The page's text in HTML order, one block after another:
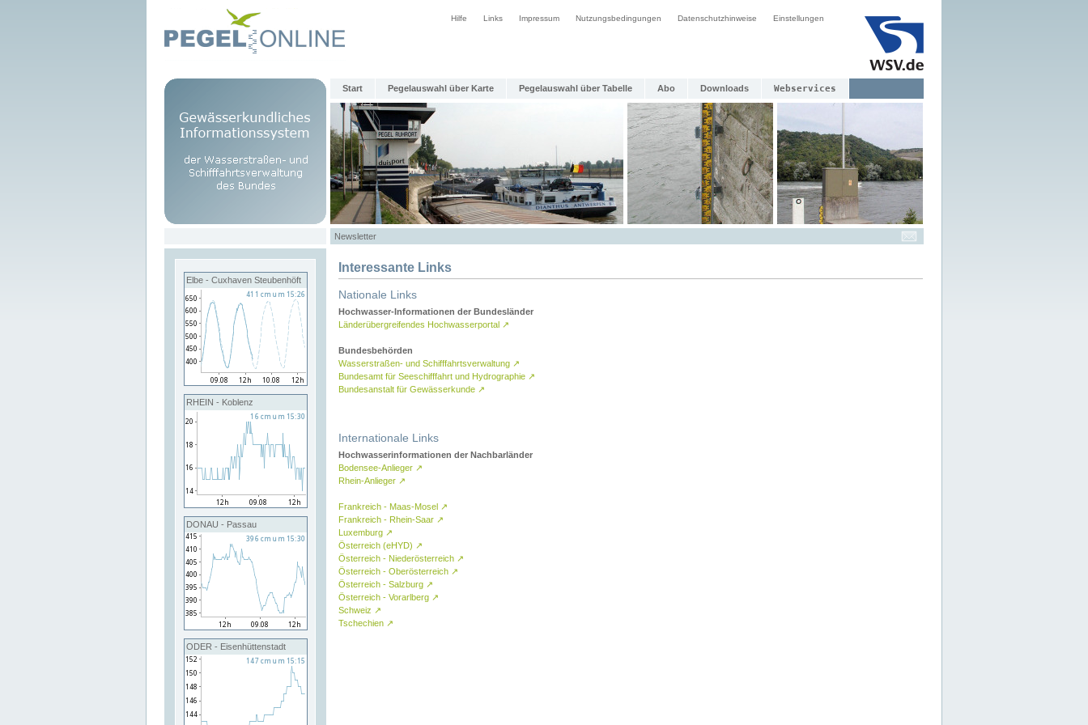
Hilfe Links Impressum Nutzungsbedingungen Datenschutzhinweise Einstellungen
Start Pegelauswahl über Karte Pegelauswahl über Tabelle Abo Downloads Webservices
Newsletter
Elbe - Cuxhaven Steubenhöft
RHEIN - Koblenz
DONAU - Passau
ODER - Eisenhüttenstadt
Interessante Links
Nationale Links
Hochwasser-Informationen der Bundesländer
Länderübergreifendes Hochwasserportal ↗
Bundesbehörden
Wasserstraßen- und Schifffahrtsverwaltung ↗
Bundesamt für Seeschifffahrt und Hydrographie ↗
Bundesanstalt für Gewässerkunde ↗
Internationale Links
Hochwasserinformationen der Nachbarländer
Bodensee-Anlieger ↗
Rhein-Anlieger ↗
Frankreich - Maas-Mosel ↗
Frankreich - Rhein-Saar ↗
Luxemburg ↗
Österreich (eHYD) ↗
Österreich - Niederösterreich ↗
Österreich - Oberösterreich ↗
Österreich - Salzburg ↗
Österreich - Vorarlberg ↗
Schweiz ↗
Tschechien ↗